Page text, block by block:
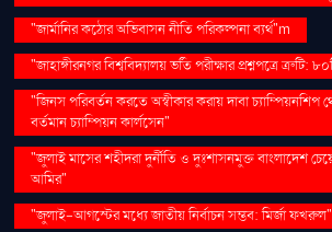
"জার্মানির কঠোর অভিবাসন নীতি পরিকল্পনা ব্যর্থ"m
"জাহাঙ্গীরনগর বিশ্ববিদ্যালয় ভর্তি পরীক্ষার প্রশ্নপত্রে ত্রুটি:
"জিনস পরিবর্তন করতে অস্বীকার করায় দাবা চ্যাম্পিয়নশিপ
বর্তমান চ্যাম্পিয়ন কার্লসেন"
"জুলাই মাসের শহীদরা দুর্নীতি ও দুঃশাসনমুক্ত বাংলাদেশ
আমির"
"জুলাই-আগস্টের মধ্যে জাতীয় নির্বাচন সম্ভব: মির্জা ফখরুল"